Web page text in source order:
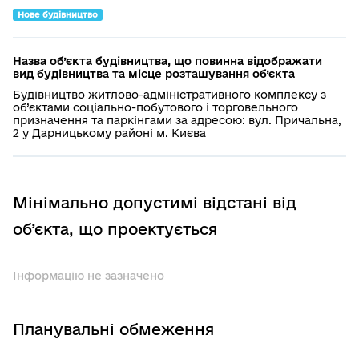
Нове будівництво
Назва об’єкта будівництва, що повинна відображати
вид будівництва та місце розташування об’єкта
Будівництво житлово-адміністративного комплексу з
об’єктами соціально-побутового і торговельного
призначення та паркінгами за адресою: вул. Причальна,
2 у Дарницькому районі м. Києва
Мінімально допустимі відстані від
об’єкта, що проектується
Інформацію не зазначено
Планувальні обмеження